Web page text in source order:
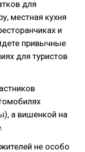
для
местная кухня
и
привычные
для туристов
а вишенкой на
не особо